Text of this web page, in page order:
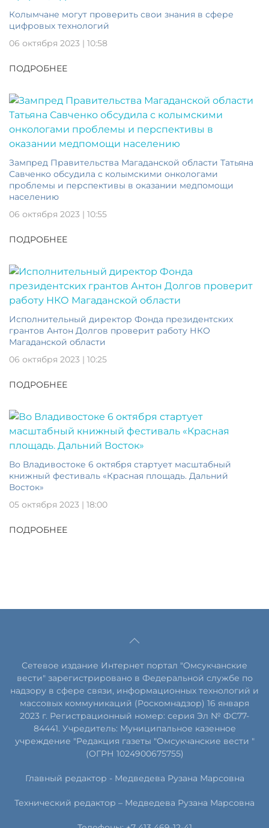
Колымчане могут проверить свои знания в сфере
цифровых технологий
06 октября 2023 | 10:58
ПОДРОБНЕЕ
Зампред Правительства Магаданской области Татьяна
Савченко обсудила с колымскими онкологами
проблемы и перспективы в оказании медпомощи
населению
06 октября 2023 | 10:55
ПОДРОБНЕЕ
Исполнительный директор Фонда президентских
грантов Антон Долгов проверит работу НКО
Магаданской области
06 октября 2023 | 10:25
ПОДРОБНЕЕ
Во Владивостоке 6 октября стартует масштабный
книжный фестиваль «Красная площадь. Дальний
Восток»
05 октября 2023 | 18:00
ПОДРОБНЕЕ
Сетевое издание Интернет портал "Омсукчанские
вести" зарегистрировано в Федеральной службе по
надзору в сфере связи, информационных технологий и
массовых коммуникаций (Роскомнадзор) 16 января
2023 г. Регистрационный номер: серия Эл № ФС77-
84441. Учредитель: Муниципальное казенное
учреждение "Редакция газеты "Омсукчанские вести "
(ОГРН 1024900675755)
Главный редактор - Медведева Рузана Марсовна
Технический редактор – Медведева Рузана Марсовна